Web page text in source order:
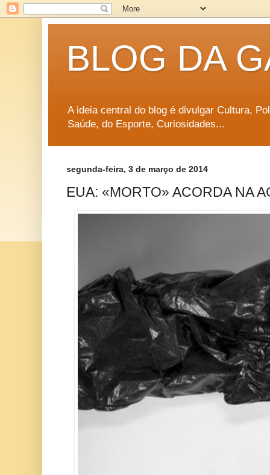
BLOG DA
A ideia central do blog é divulgar Cultura,
Saúde, do Esporte, Curiosidades...
segunda-feira, 3 de março de 2014
EUA: «MORTO» ACORDA NA